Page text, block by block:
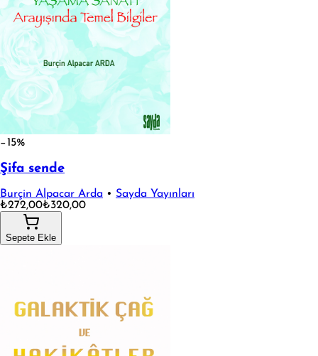
−15%
Şifa sende
Burçin Alpacar Arda • Sayda Yayınları
₺272,00₺320,00
Sepete Ekle